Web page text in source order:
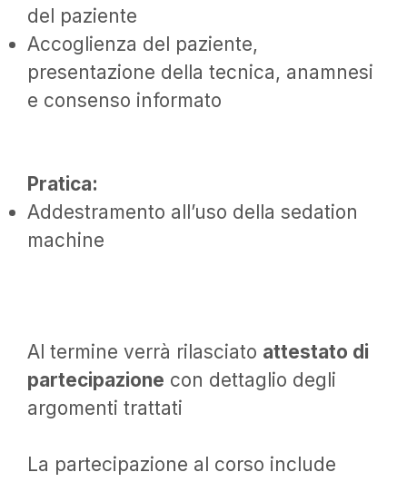
del paziente
Accoglienza del paziente,
presentazione della tecnica, anamnesi
e consenso informato
Pratica:
Addestramento all’uso della sedation
machine
Al termine verrà rilasciato attestato di
partecipazione con dettaglio degli
argomenti trattati
La partecipazione al corso include